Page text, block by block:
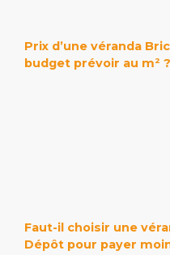
Prix d’une véranda
budget prévoir au m² ?
Faut-il choisir une
Dépôt pour payer